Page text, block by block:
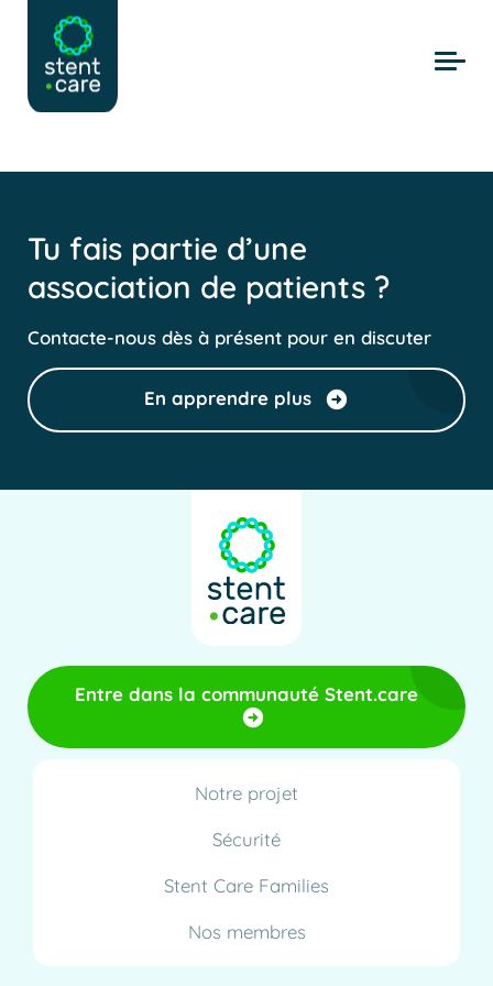
Skip to main content
Tu fais partie d’une
association de patients ?
Contacte-nous dès à présent pour en discuter
En apprendre plus
Entre dans la communauté Stent.care
Notre projet
Sécurité
Stent Care Families
Nos membres